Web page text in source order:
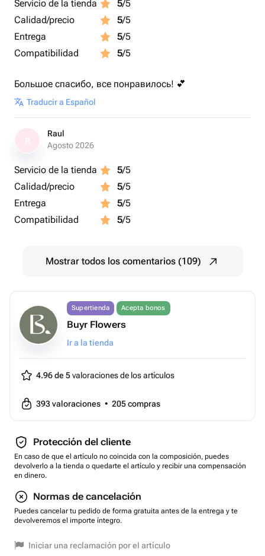
Servicio de la tienda 5/5
Calidad/precio
5/5
Entrega
5/5
Compatibilidad
5/5
Большое спасибо, все понравилось! 💕
Traducir a Español
Raul
Agosto 2026
Servicio de la tienda 5/5
Calidad/precio
5/5
Entrega
5/5
Compatibilidad
5/5
Mostrar todos los comentarios (109)
Supertienda Acepta bonos
Buyr Flowers
Ir a la tienda
4.96 de 5valoraciones de los artículos
393valoraciones • 205compras
Protección del cliente
En caso de que el artículo no coincida con la composición, puedes
devolverlo a la tienda o quedarte el artículo y recibir una compensación
en dinero.
Normas de cancelación
Puedes cancelar tu pedido de forma gratuita antes de la entrega y te
devolveremos el importe íntegro.
Iniciar una reclamación por el artículo